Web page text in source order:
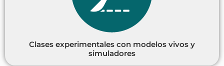
Clases experimentales con modelos vivos y
simuladores